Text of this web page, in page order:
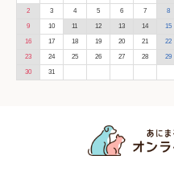
2 3 4 5 6 7 8
9 10 11 12 13 14 15
16 17 18 19 20 21 22
23 24 25 26 27 28 29
30 31